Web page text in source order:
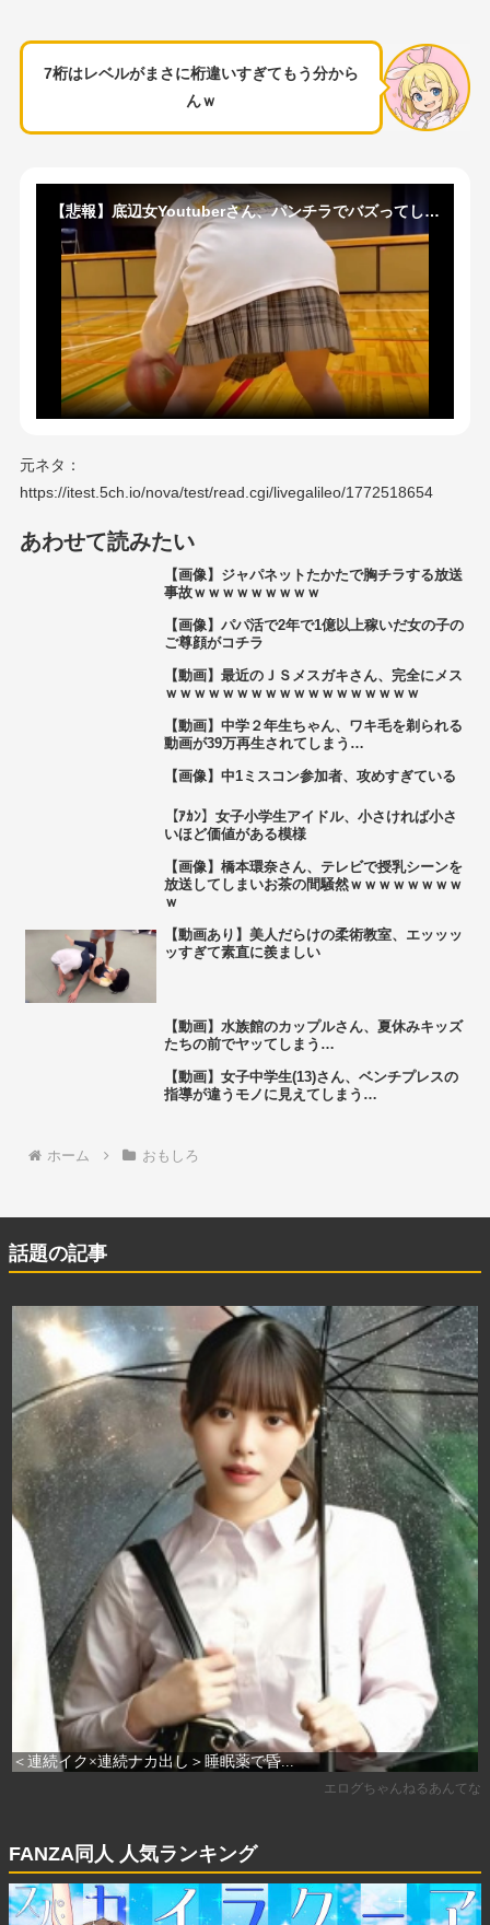
7桁はレベルがまさに桁違いすぎてもう分から
んｗ
【悲報】底辺女Youtuberさん、パンチラでバズってしまうｗｗｗｗｗｗｗｗｗｗ
元ネタ：
https://itest.5ch.io/nova/test/read.cgi/livegalileo/1772518654
あわせて読みたい
【画像】ジャパネットたかたで胸チラする放送
事故ｗｗｗｗｗｗｗｗｗ
【画像】パパ活で2年で1億以上稼いだ女の子の
ご尊顔がコチラ
【動画】最近のＪＳメスガキさん、完全にメス
ｗｗｗｗｗｗｗｗｗｗｗｗｗｗｗｗｗｗ
【動画】中学２年生ちゃん、ワキ毛を剃られる
動画が39万再生されてしまう…
【画像】中1ミスコン参加者、攻めすぎている
【ｱｶﾝ】女子小学生アイドル、小さければ小さ
いほど価値がある模様
【画像】橋本環奈さん、テレビで授乳シーンを
放送してしまいお茶の間騒然ｗｗｗｗｗｗｗｗ
ｗ
【動画あり】美人だらけの柔術教室、エッッッ
ッすぎて素直に羨ましい
【動画】水族館のカップルさん、夏休みキッズ
たちの前でヤッてしまう…
【動画】女子中学生(13)さん、ベンチプレスの
指導が違うモノに見えてしまう…
ホーム おもしろ
話題の記事
FANZA同人 人気ランキング